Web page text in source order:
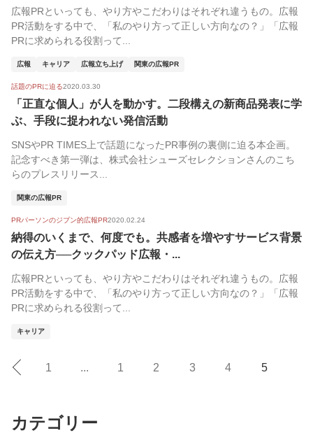
広報PRといっても、やり方やこだわりはそれぞれ違うもの。広報
PR活動をする中で、「私のやり方って正しい方向なの？」「広報
PRに求められる役割って...
広報 キャリア 広報立ち上げ 関東の広報PR
話題のPRに迫る2020.03.30
「正直な個人」が人を動かす。二段構えの新商品発表に学
ぶ、手段に捉われない発信活動
SNSやPR TIMES上で話題になったPR事例の裏側に迫る本企画。
記念すべき第一弾は、株式会社シューズセレクションさんのこち
らのプレスリリース...
関東の広報PR
PRパーソンのジブン的広報PR2020.02.24
納得のいくまで、何度でも。共感者を増やすサービス背景
の伝え方──クックパッド広報・...
広報PRといっても、やり方やこだわりはそれぞれ違うもの。広報
PR活動をする中で、「私のやり方って正しい方向なの？」「広報
PRに求められる役割って...
キャリア
1 ... 1 2 3 4 5
カテゴリー